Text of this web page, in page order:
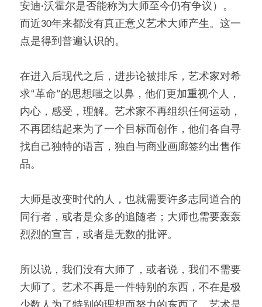
安迪·沃霍尔是否能称为大师至今仍有争议）。
而近30年来都没有真正意义艺术大师产生。这一
点是得到普遍认识的。
在进入后现代之后，进步论被排斥，艺术家对希
求“革命”的思想嗤之以鼻，他们更加重视个人，
内心，感受，理解。艺术家不再组织任何运动，
不再团结起来为了一个目标而创作，他们各自寻
找自己独特的语言，独自与商业画廊签约出售作
品。
大师是改变时代的人，也就需要许多志同道合的
同行者，或者是众多的追随者；大师也需要轰轰
烈烈的宣言，或者是无数的批评。
所以说，我们没有大师了，或者说，我们不需要
大师了。艺术不再是一件特别的东西，不在是极